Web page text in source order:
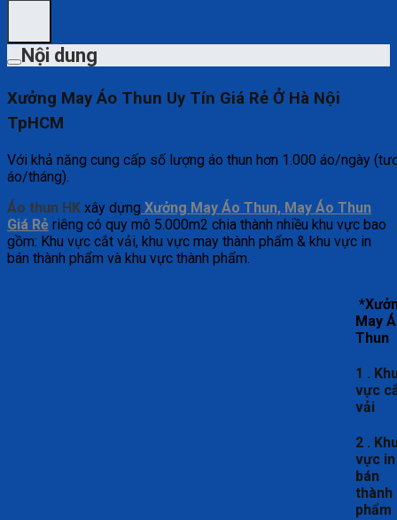
Nội dung
Xưởng May Áo Thun Uy Tín Giá Rẻ Ở Hà Nội
TpHCM
Với khả năng cung cấp số lượng áo thun hơn 1.000 áo/ngày
áo/tháng).
Áo thun HK xây dựng Xưởng May Áo Thun, May Áo Thun
Giá Rẻ riêng có quy mô 5.000m2 chia thành nhiều khu vực bao
gồm: Khu vực cắt vải, khu vực may thành phẩm & khu vực in
bán thành phẩm và khu vực thành phẩm.
May
Thun
1 .
vực
vải
2 .
vực in
bán
thành
phẩm